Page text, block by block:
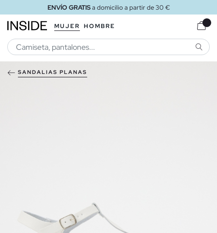
ENVÍO GRATISa domicilio a partir de 30 €
MUJER HOMBRE
SANDALIAS PLANAS